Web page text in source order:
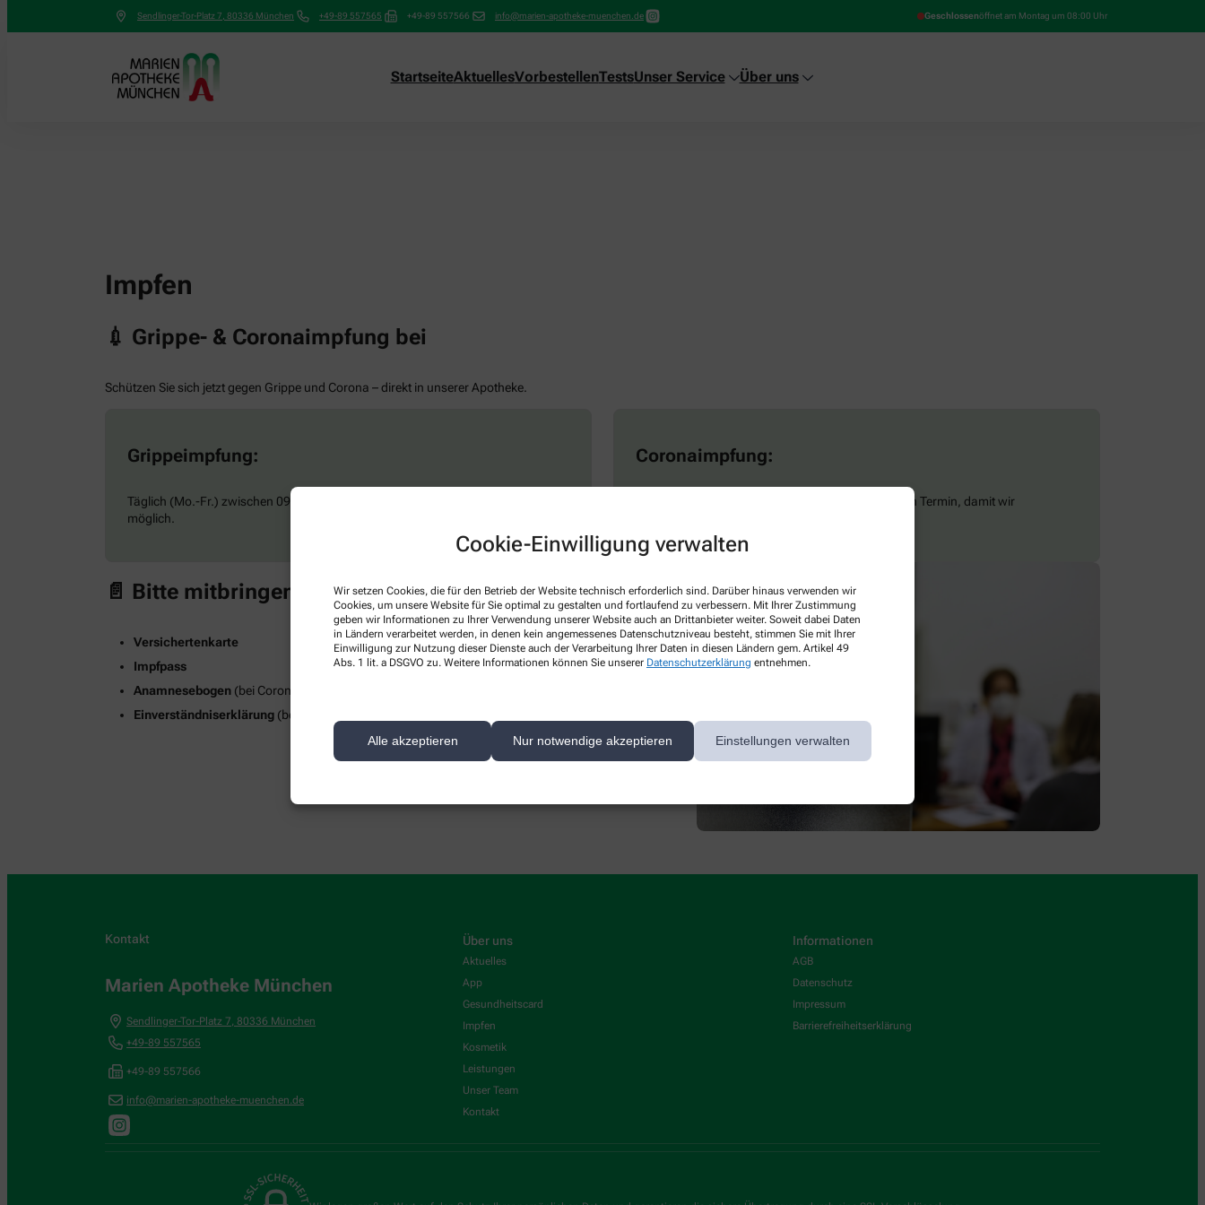
Cookie-Einwilligung verwalten
Wir setzen Cookies, die für den Betrieb der Website technisch erforderlich sind. Darüber hinaus verwenden wir
Cookies, um unsere Website für Sie optimal zu gestalten und fortlaufend zu verbessern. Mit Ihrer Zustimmung
geben wir Informationen zu Ihrer Verwendung unserer Website auch an Drittanbieter weiter. Soweit dabei Daten
in Ländern verarbeitet werden, in denen kein angemessenes Datenschutzniveau besteht, stimmen Sie mit Ihrer
Einwilligung zur Nutzung dieser Dienste auch der Verarbeitung Ihrer Daten in diesen Ländern gem. Artikel 49
Abs. 1 lit. a DSGVO zu. Weitere Informationen können Sie unserer Datenschutzerklärung entnehmen.
Alle akzeptieren Nur notwendige akzeptieren Einstellungen verwalten
Sendlinger-Tor-Platz 7 80336 München +49-89 557565 +49-89 557566 info@marien-apotheke-muenchen.de Geschlossenöffnet am Montag um 08:00 Uhr
StartseiteAktuellesVorbestellenTestsUnser Service Über uns
Impfen
💉 Grippe- & Coronaimpfung bei
Schützen Sie sich jetzt gegen Grippe und Corona – direkt in unserer Apotheke.
Grippeimpfung:
Täglich (Mo.-Fr.) zwischen 09:00 und 17:00 Uhr –
möglich.
Coronaimpfung:
Bitte reservieren Sie vorab ganz einfach online einen Termin, damit wir
📄 Bitte mitbringen:
Versichertenkarte
Impfpass
Anamnesebogen (bei Corona Impfung):
Einverständniserklärung (bei Grippe Impfung):
Kontakt
Marien Apotheke München
Sendlinger-Tor-Platz 7, 80336 München
+49-89 557565
+49-89 557566
info@marien-apotheke-muenchen.de
Über uns
Aktuelles
App
Gesundheitscard
Impfen
Kosmetik
Leistungen
Unser Team
Kontakt
Informationen
AGB
Datenschutz
Impressum
Barrierefreiheitserklärung